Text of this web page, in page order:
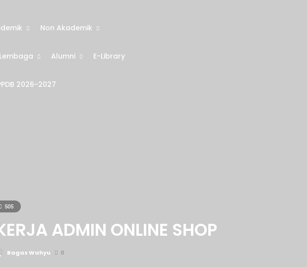
Non Akademik
Alumni E-Library
2026-2027
505
ADMIN ONLINE SHOP
Bagas Wahyu 0